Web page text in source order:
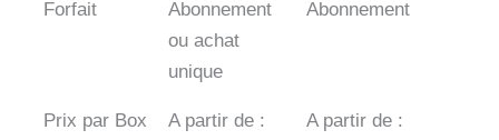
Forfait
Abonnement
ou achat
unique
Abonnement
Prix par Box
A partir de :
A partir de :